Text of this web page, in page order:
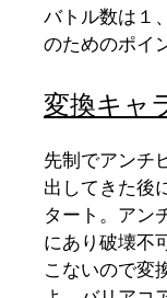
バトル数は１
のためのポイ
変換キャ
先制でアンチ
出してきた後
タート。アン
にあり破壊不
こないので変